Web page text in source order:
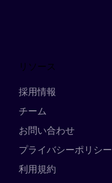
リソース
採用情報
チーム
お問い合わせ
プライバシーポリシー
利用規約